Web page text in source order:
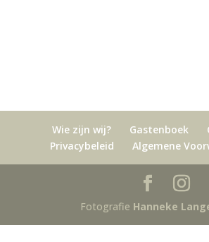
Wie zijn wij? Gastenboek
Privacybeleid
Algemene
Fotografie Hanneke